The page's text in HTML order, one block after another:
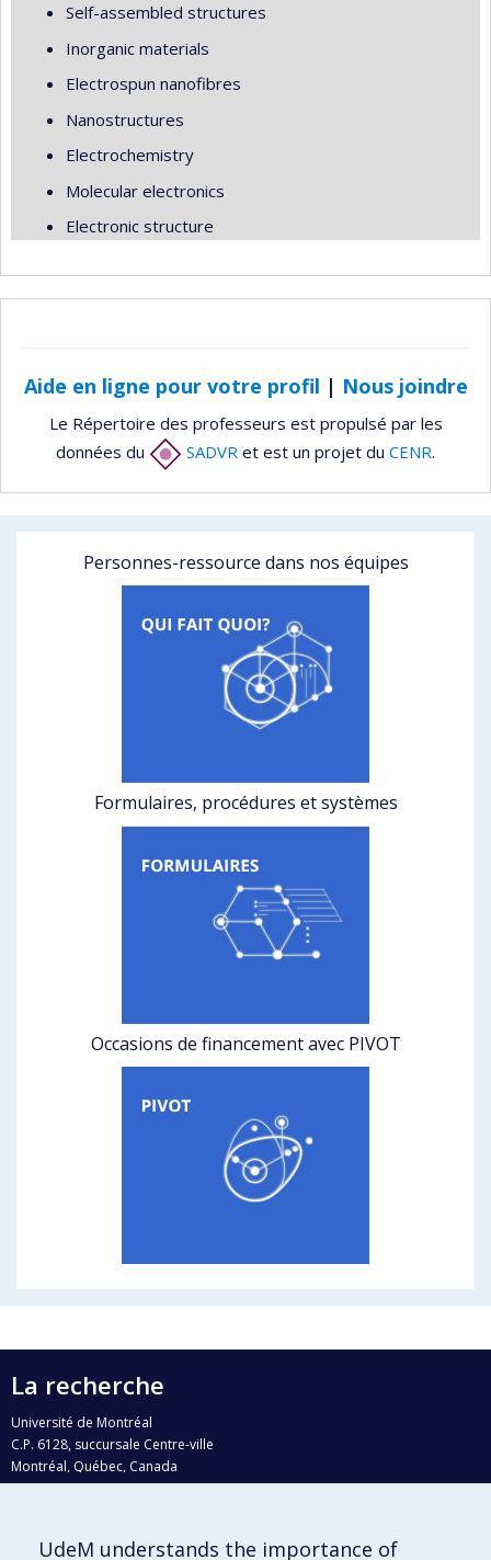
Self-assembled structures
Inorganic materials
Electrospun nanofibres
Nanostructures
Electrochemistry
Molecular electronics
Electronic structure
Aide en ligne pour votre profil | Nous joindre
Le Répertoire des professeurs est propulsé par les
données du
SADVR et est un projet du CENR.
Personnes-ressource dans nos équipes
Formulaires, procédures et systèmes
Occasions de financement avec PIVOT
La recherche
Université de Montréal
C.P. 6128, succursale Centre-ville
Montréal, Québec, Canada
H3C 3J7
UdeM understands the importance of